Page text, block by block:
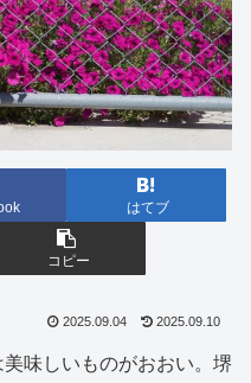
はてブ
コピー
2025.09.04 2025.09.10
味しいものがおおい。堺